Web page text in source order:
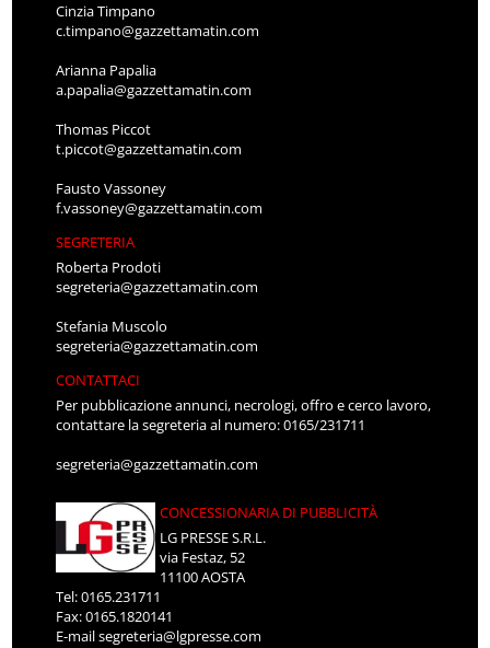
Cinzia Timpano
c.timpano@gazzettamatin.com
Arianna Papalia
a.papalia@gazzettamatin.com
Thomas Piccot
t.piccot@gazzettamatin.com
Fausto Vassoney
f.vassoney@gazzettamatin.com
SEGRETERIA
Roberta Prodoti
segreteria@gazzettamatin.com
Stefania Muscolo
segreteria@gazzettamatin.com
CONTATTACI
Per pubblicazione annunci, necrologi, offro e cerco lavoro,
contattare la segreteria al numero: 0165/231711
segreteria@gazzettamatin.com
CONCESSIONARIA DI PUBBLICITÀ
LG PRESSE S.R.L.
via Festaz, 52
11100 AOSTA
Tel: 0165.231711
Fax: 0165.1820141
E-mailsegreteria@lgpresse.com